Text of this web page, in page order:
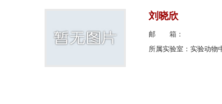
刘晓欣
邮 箱：
所属实验室：实验动物